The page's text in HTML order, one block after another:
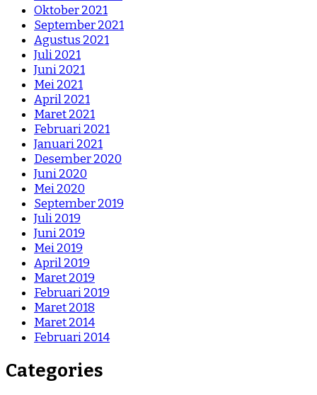
Oktober 2021
September 2021
Agustus 2021
Juli 2021
Juni 2021
Mei 2021
April 2021
Maret 2021
Februari 2021
Januari 2021
Desember 2020
Juni 2020
Mei 2020
September 2019
Juli 2019
Juni 2019
Mei 2019
April 2019
Maret 2019
Februari 2019
Maret 2018
Maret 2014
Februari 2014
Categories